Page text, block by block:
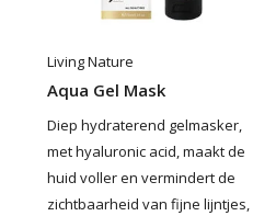
Living Nature
Aqua Gel Mask
Diep hydraterend gelmasker,
met hyaluronic acid, maakt de
huid voller en vermindert de
zichtbaarheid van fijne lijntjes,